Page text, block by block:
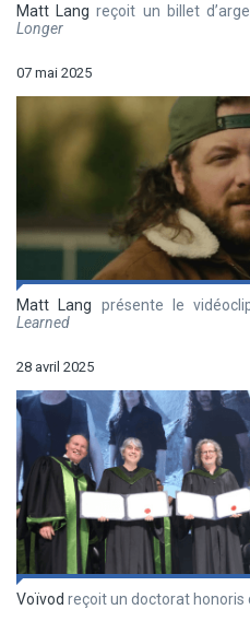
Matt Lang reçoit un billet
Longer
07 mai 2025
Matt Lang présente le
Learned
28 avril 2025
Voïvod reçoit un doctorat honoris